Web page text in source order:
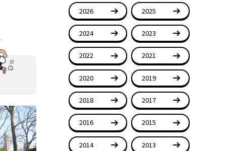
2026 2025
2024 2023
2022 2021
2020 2019
2018 2017
2016 2015
2014 2013